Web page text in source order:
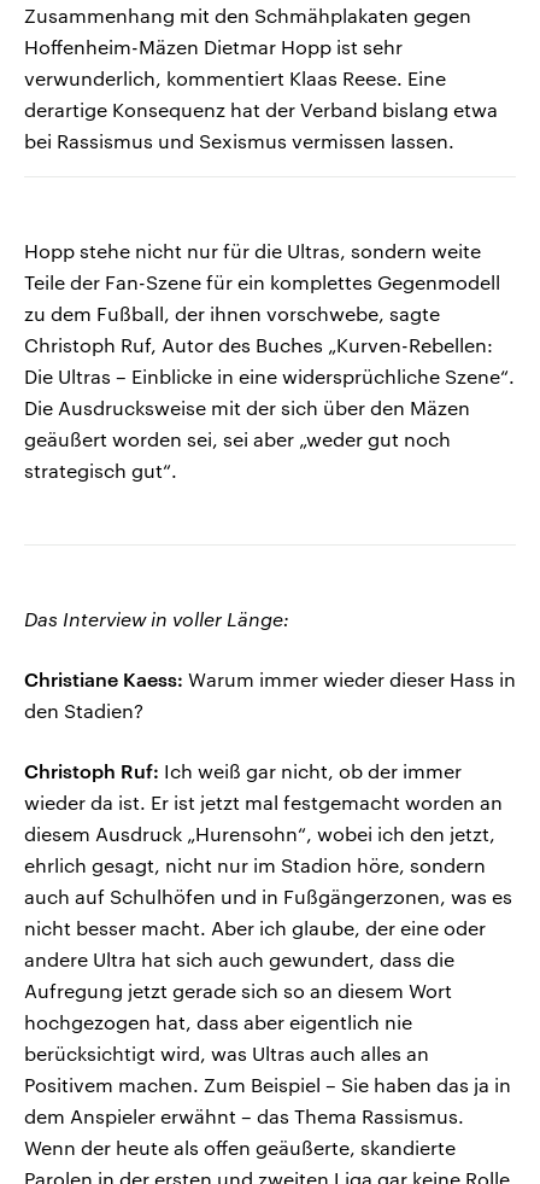
Zusammenhang mit den Schmähplakaten gegen
Hoffenheim-Mäzen Dietmar Hopp ist sehr
verwunderlich, kommentiert Klaas Reese. Eine
derartige Konsequenz hat der Verband bislang etwa
bei Rassismus und Sexismus vermissen lassen.
Hopp stehe nicht nur für die Ultras, sondern weite
Teile der Fan-Szene für ein komplettes Gegenmodell
zu dem Fußball, der ihnen vorschwebe, sagte
Christoph Ruf, Autor des Buches „Kurven-Rebellen:
Die Ultras – Einblicke in eine widersprüchliche Szene“.
Die Ausdrucksweise mit der sich über den Mäzen
geäußert worden sei, sei aber „weder gut noch
strategisch gut“.
Das Interview in voller Länge:
Christiane Kaess: Warum immer wieder dieser Hass in
den Stadien?
Christoph Ruf: Ich weiß gar nicht, ob der immer
wieder da ist. Er ist jetzt mal festgemacht worden an
diesem Ausdruck „Hurensohn“, wobei ich den jetzt,
ehrlich gesagt, nicht nur im Stadion höre, sondern
auch auf Schulhöfen und in Fußgängerzonen, was es
nicht besser macht. Aber ich glaube, der eine oder
andere Ultra hat sich auch gewundert, dass die
Aufregung jetzt gerade sich so an diesem Wort
hochgezogen hat, dass aber eigentlich nie
berücksichtigt wird, was Ultras auch alles an
Positivem machen. Zum Beispiel – Sie haben das ja in
dem Anspieler erwähnt – das Thema Rassismus.
Wenn der heute als offen geäußerte, skandierte
Parolen in der ersten und zweiten Liga gar keine Rolle